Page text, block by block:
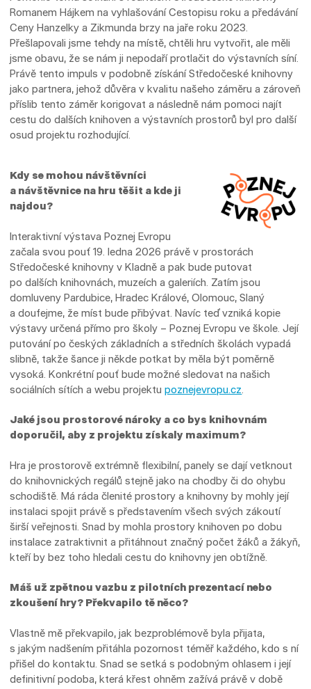
Romanem Hájkem na vyhlašování Cestopisu roku a předávání
Ceny Hanzelky a Zikmunda brzy na jaře roku 2023.
Přešlapovali jsme tehdy na místě, chtěli hru vytvořit, ale měli
jsme obavu, že se nám ji nepodaří protlačit do výstavních síní.
Právě tento impuls v podobně získání Středočeské knihovny
jako partnera, jehož důvěra v kvalitu našeho záměru a zároveň
příslib tento záměr korigovat a následně nám pomoci najít
cestu do dalších knihoven a výstavních prostorů byl pro další
osud projektu rozhodující.
Kdy se mohou návštěvníci
a návštěvnice na hru těšit a kde ji
najdou?
Interaktivní výstava Poznej Evropu
začala svou pouť 19. ledna 2026 právě v prostorách
Středočeské knihovny v Kladně a pak bude putovat
po dalších knihovnách, muzeích a galeriích. Zatím jsou
domluveny Pardubice, Hradec Králové, Olomouc, Slaný
a doufejme, že míst bude přibývat. Navíc teď vzniká kopie
výstavy určená přímo pro školy – Poznej Evropu ve škole. Její
putování po českých základních a středních školách vypadá
slibně, takže šance ji někde potkat by měla být poměrně
vysoká. Konkrétní pouť bude možné sledovat na našich
sociálních sítích a webu projektupoznejevropu.cz
Jaké jsou prostorové nároky a co bys knihovnám
doporučil, aby z projektu získaly maximum?
Hra je prostorově extrémně flexibilní, panely se dají vetknout
do knihovnických regálů stejně jako na chodby či do ohybu
schodiště. Má ráda členité prostory a knihovny by mohly její
instalaci spojit právě s představením všech svých zákoutí
širší veřejnosti. Snad by mohla prostory knihoven po dobu
instalace zatraktivnit a přitáhnout značný počet žáků a žákyň,
kteří by bez toho hledali cestu do knihovny jen obtížně.
Máš už zpětnou vazbu z pilotních prezentací nebo
zkoušení hry? Překvapilo tě něco?
Vlastně mě překvapilo, jak bezproblémově byla přijata,
s jakým nadšením přitáhla pozornost téměř každého, kdo s ní
přišel do kontaktu. Snad se setká s podobným ohlasem i její
definitivní podoba, která křest ohněm zažívá právě v době